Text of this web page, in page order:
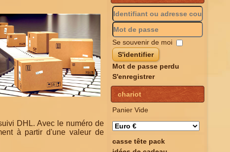
DHL. Avec le numéro de
à partir d'une valeur de
Se souvenir de moi
S'identifier
Mot de passe perdu
S'enregistrer
chariot
Panier Vide
casse tête pack